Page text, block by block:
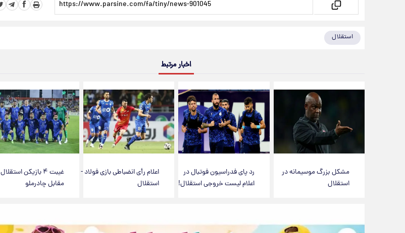
استقلال
اخبار مرتبط
مشکل بزرگ موسیمانه در
استقلال
رد پای فدراسیون فوتبال در
اعلام لیست خروجی استقلال!
اعلام رأی انضباطی بازی فولاد -
استقلال
غیبت ۴ بازیکن استقلال
مقابل چادرملو